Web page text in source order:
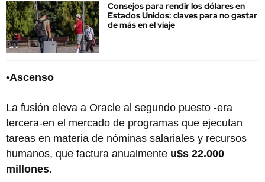
Consejos para rendir los dólares en
Estados Unidos: claves para no gastar
de más en el viaje
•Ascenso
La fusión eleva a Oracle al segundo puesto -era
tercera-en el mercado de programas que ejecutan
tareas en materia de nóminas salariales y recursos
humanos, que factura anualmente u$s 22.000
millones.